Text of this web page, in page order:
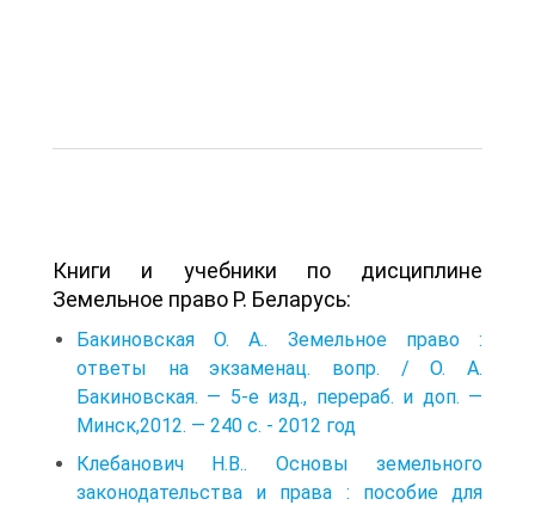
Книги и учебники по дисциплине
Земельное право Р. Беларусь:
Бакиновская О. А.. Земельное право :
ответы на экзаменац. вопр. / О. А.
Бакиновская. — 5-е изд., перераб. и доп. —
Минск,2012. — 240 с. - 2012 год
Клебанович Н.В.. Основы земельного
законодательства и права : пособие для